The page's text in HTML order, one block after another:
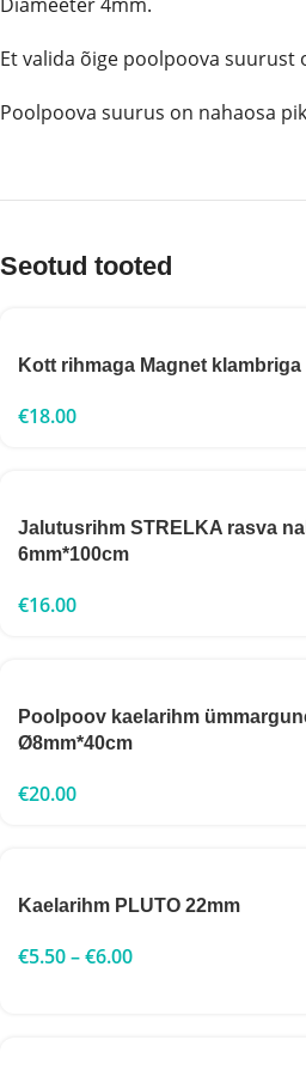
Et valida õige poolpoova
Poolpoova suurus on nahaosa
Seotud tooted
Kott rihmaga Magnet klambriga
€18.00
Jalutusrihm STRELKA rasva
6mm*100cm
€16.00
Poolpoov kaelarihm
Ø8mm*40cm
€20.00
Kaelarihm PLUTO 22mm
€5.50–€6.00